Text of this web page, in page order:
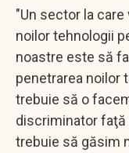
"Un sector la
noilor tehnologii
noastre este să
penetrarea noilor
trebuie să o
discriminator faţă
trebuie să găsim